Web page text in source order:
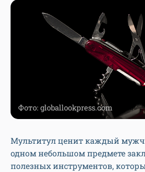
Фото: globallookpress.com
Мультитул ценит каждый
одном небольшом предмете
полезных инструментов,